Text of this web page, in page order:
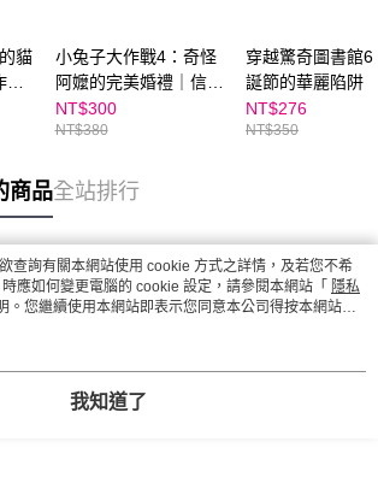
貓
繪
小兔子大作戰4：奇怪
阿嬤的完美婚禮｜信子
作品
NT$300
NT$380
穿越驚奇圖書館6
誕節的華麗陷阱
NT$276
NT$350
商品全站排行
查詢有關本網站使用 cookie 方式之詳情，及若您不希
應如何變更電腦的 cookie 設定，請參閱本網站「 隱私
。您繼續使用本網站即表示您同意本公司得按本網站使
cookie。
我知道了